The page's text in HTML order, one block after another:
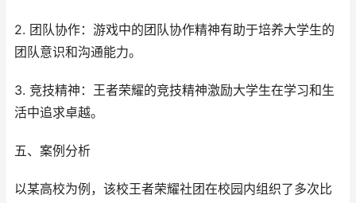
2. 团队协作：游戏中的团队协作精神有助于培养大学生的
团队意识和沟通能力。
3. 竞技精神：王者荣耀的竞技精神激励大学生在学习和生
活中追求卓越。
五、案例分析
以某高校为例，该校王者荣耀社团在校园内组织了多次比